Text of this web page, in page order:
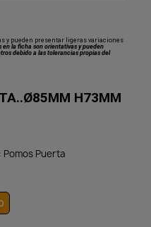
y pueden presentar ligeras variaciones
en la ficha son orientativas y pueden
debido a las tolerancias propias del
H73MM
Pomos Puerta